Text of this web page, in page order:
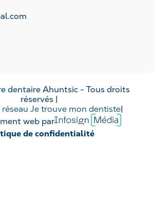
dentaire Ahuntsic - Tous droits
réservés |
Je trouve mon dentiste|
web par
Infosign
Media
de confidentialité